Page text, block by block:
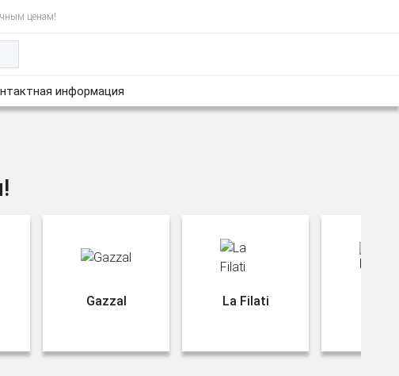
ценам!
информация
Gazzal La Filati